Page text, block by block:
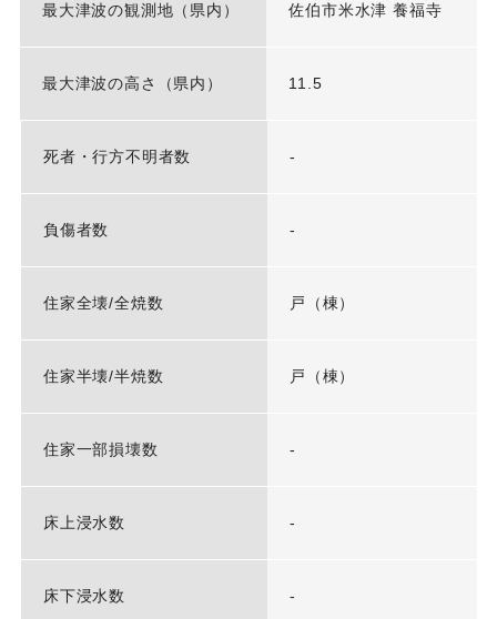
最大津波の観測地（県内） 佐伯市米水津 養福寺
最大津波の高さ（県内） 11.5
死者・行方不明者数 -
負傷者数 -
住家全壊/全焼数 戸（棟）
住家半壊/半焼数 戸（棟）
住家一部損壊数 -
床上浸水数 -
床下浸水数 -